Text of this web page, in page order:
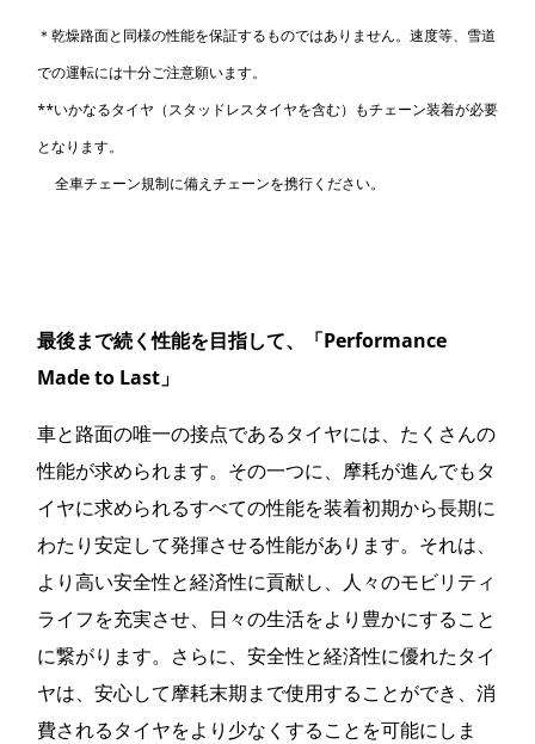
＊乾燥路面と同様の性能を保証するものではありません。速度等、雪道
での運転には十分ご注意願います。
**いかなるタイヤ（スタッドレスタイヤを含む）もチェーン装着が必要
となります。
全車チェーン規制に備えチェーンを携行ください。
最後まで続く性能を目指して、「Performance
Made to Last」
車と路面の唯一の接点であるタイヤには、たくさんの
性能が求められます。その一つに、摩耗が進んでもタ
イヤに求められるすべての性能を装着初期から長期に
わたり安定して発揮させる性能があります。それは、
より高い安全性と経済性に貢献し、人々のモビリティ
ライフを充実させ、日々の生活をより豊かにすること
に繋がります。さらに、安全性と経済性に優れたタイ
ヤは、安心して摩耗末期まで使用することができ、消
費されるタイヤをより少なくすることを可能にしま